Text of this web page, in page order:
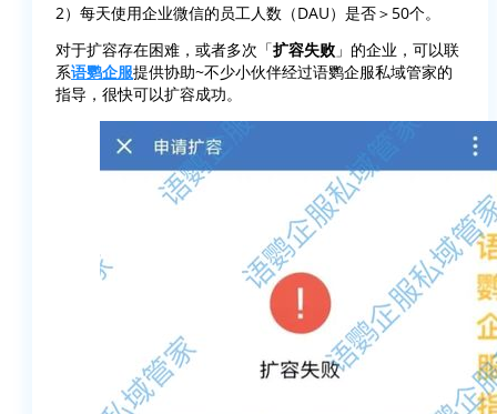
2）每天使用企业微信的员工人数（DAU）是否＞50个。
对于扩容存在困难，或者多次「扩容失败 」的企业，可以联
系语鹦企服提供协助~不少小伙伴经过语鹦企服私域管家的
指导，很快可以扩容成功。